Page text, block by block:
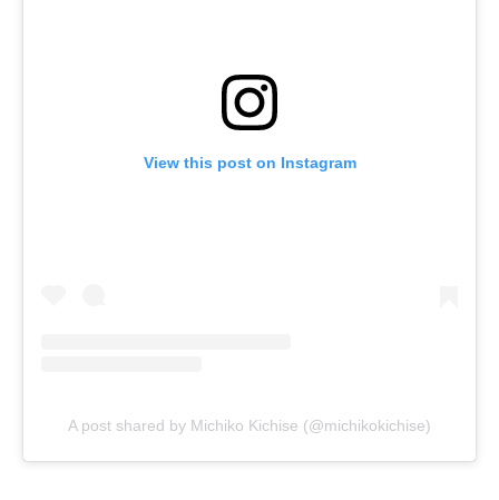
View this post on Instagram
A post shared by Michiko Kichise (@michikokichise)